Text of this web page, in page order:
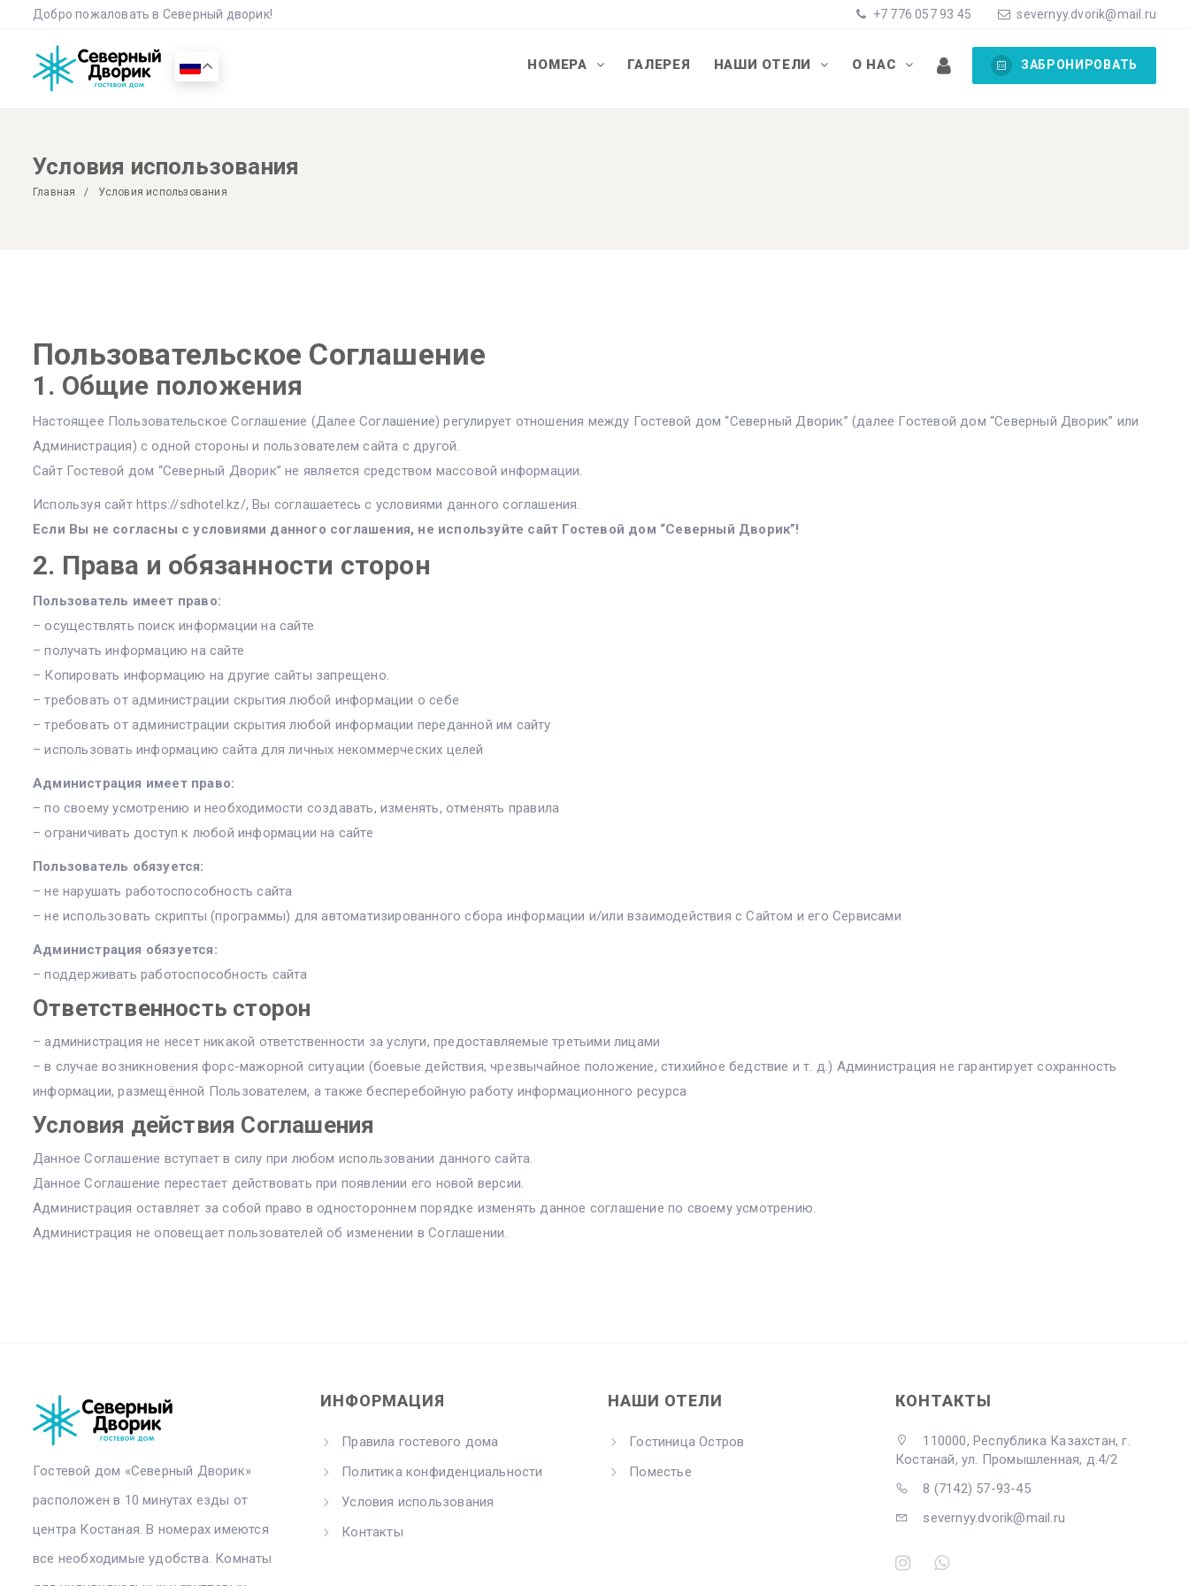
Добро пожаловать в Северный дворик! +7 776 057 93 45 severnyy.dvorik@mail.ru
НОМЕРА ГАЛЕРЕЯ НАШИ ОТЕЛИ О НАС ЗАБРОНИРОВАТЬ
Условия использования
Главная Условия использования
Пользовательское Соглашение
1. Общие положения
Настоящее Пользовательское Соглашение (Далее Соглашение) регулирует отношения между Гостевой дом “Северный Дворик” (далее Гостевой дом “Северный Дворик” или
Администрация) с одной стороны и пользователем сайта с другой.
Сайт Гостевой дом “Северный Дворик” не является средством массовой информации.
Используя сайт https://sdhotel.kz/, Вы соглашаетесь с условиями данного соглашения.
Если Вы не согласны с условиями данного соглашения, не используйте сайт Гостевой дом “Северный Дворик”!
2. Права и обязанности сторон
Пользователь имеет право:
– осуществлять поиск информации на сайте
– получать информацию на сайте
– Копировать информацию на другие сайты запрещено.
– требовать от администрации скрытия любой информации о себе
– требовать от администрации скрытия любой информации переданной им сайту
– использовать информацию сайта для личных некоммерческих целей
Администрация имеет право:
– по своему усмотрению и необходимости создавать, изменять, отменять правила
– ограничивать доступ к любой информации на сайте
Пользователь обязуется:
– не нарушать работоспособность сайта
– не использовать скрипты (программы) для автоматизированного сбора информации и/или взаимодействия с Сайтом и его Сервисами
Администрация обязуется:
– поддерживать работоспособность сайта
Ответственность сторон
– администрация не несет никакой ответственности за услуги, предоставляемые третьими лицами
– в случае возникновения форс-мажорной ситуации (боевые действия, чрезвычайное положение, стихийное бедствие и т. д.) Администрация не гарантирует сохранность
информации, размещённой Пользователем, а также бесперебойную работу информационного ресурса
Условия действия Соглашения
Данное Соглашение вступает в силу при любом использовании данного сайта.
Данное Соглашение перестает действовать при появлении его новой версии.
Администрация оставляет за собой право в одностороннем порядке изменять данное соглашение по своему усмотрению.
Администрация не оповещает пользователей об изменении в Соглашении.
Гостевой дом «Северный Дворик»
расположен в 10 минутах езды от
центра Костаная. В номерах имеются
все необходимые удобства. Комнаты
ИНФОРМАЦИЯ
Правила гостевого дома
Политика конфиденциальности
Условия использования
Контакты
НАШИ ОТЕЛИ
Гостиница Остров
Поместье
КОНТАКТЫ
110000, Республика Казахстан, г.
Костанай, ул. Промышленная, д.4/2
8 (7142) 57-93-45
severnyy.dvorik@mail.ru